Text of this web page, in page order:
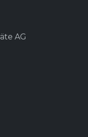
AG